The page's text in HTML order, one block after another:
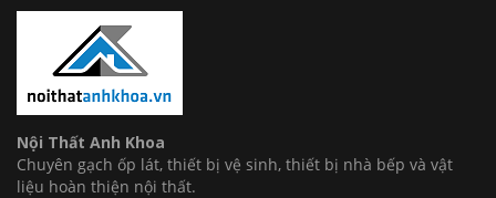
Nội Thất Anh Khoa
Chuyên gạch ốp lát, thiết bị vệ sinh, thiết bị nhà bếp và vật
liệu hoàn thiện nội thất.